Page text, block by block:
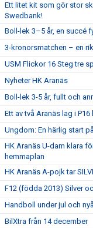
Ett litet kit som gör stor
Swedbank!
Boll-lek 3–5 år, en succé
3-kronorsmatchen – en
USM Flickor 16 Steg tre
Nyheter HK Aranäs
Boll-lek 3-5 år, fullt och
Ett av två Aranäs lag i
Ungdom: En härlig start
HK Aranäs U-dam klara
hemmaplan
HK Aranäs A-pojk tar
F12 (födda 2013) Silver
Handboll under jul och
BilXtra från 14 december